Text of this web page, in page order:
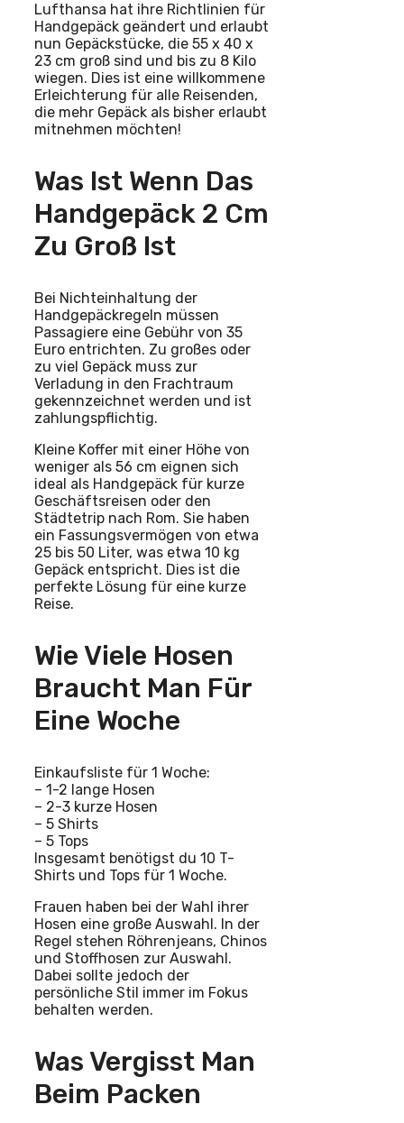
Lufthansa hat ihre Richtlinien für
Handgepäck geändert und erlaubt
nun Gepäckstücke, die 55 x 40 x
23 cm groß sind und bis zu 8 Kilo
wiegen. Dies ist eine willkommene
Erleichterung für alle Reisenden,
die mehr Gepäck als bisher erlaubt
mitnehmen möchten!
Was Ist Wenn Das
Handgepäck 2 Cm
Zu Groß Ist
Bei Nichteinhaltung der
Handgepäckregeln müssen
Passagiere eine Gebühr von 35
Euro entrichten. Zu großes oder
zu viel Gepäck muss zur
Verladung in den Frachtraum
gekennzeichnet werden und ist
zahlungspflichtig.
Kleine Koffer mit einer Höhe von
weniger als 56 cm eignen sich
ideal als Handgepäck für kurze
Geschäftsreisen oder den
Städtetrip nach Rom. Sie haben
ein Fassungsvermögen von etwa
25 bis 50 Liter, was etwa 10 kg
Gepäck entspricht. Dies ist die
perfekte Lösung für eine kurze
Reise.
Wie Viele Hosen
Braucht Man Für
Eine Woche
Einkaufsliste für 1 Woche:
– 1-2 lange Hosen
– 2-3 kurze Hosen
– 5 Shirts
– 5 Tops
Insgesamt benötigst du 10 T-
Shirts und Tops für 1 Woche.
Frauen haben bei der Wahl ihrer
Hosen eine große Auswahl. In der
Regel stehen Röhrenjeans, Chinos
und Stoffhosen zur Auswahl.
Dabei sollte jedoch der
persönliche Stil immer im Fokus
behalten werden.
Was Vergisst Man
Beim Packen